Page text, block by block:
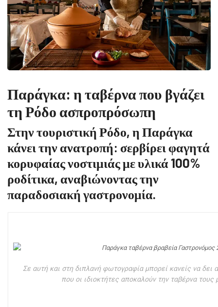
Παράγκα: η ταβέρνα που βγάζει
τη Ρόδο ασπροπρόσωπη
Στην τουριστική Ρόδο, η Παράγκα
κάνει την ανατροπή: σερβίρει φαγητά
κορυφαίας νοστιμιάς με υλικά 100%
ροδίτικα, αναβιώνοντας την
παραδοσιακή γαστρονομία.
Σε αυτή και στη διπλανή φωτογραφία μπορεί κανείς να δει
που οι ιδιοκτήτες αποκαλούν την ταβέρνα τους